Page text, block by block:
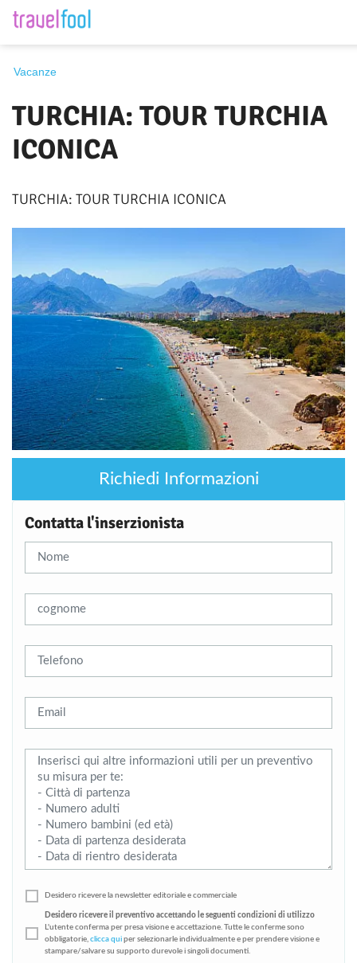
Periodo
Cerca
Vacanze
TURCHIA: TOUR TURCHIA
ICONICA
TURCHIA: TOUR TURCHIA ICONICA
Richiedi Informazioni
Contatta l'inserzionista
Desidero ricevere la newsletter editoriale e commerciale
Desidero ricevere il preventivo accettando le seguenti condizioni di utilizzo
L'utente conferma per presa visione e accettazione. Tutte le conferme sono
obbligatorie, clicca qui per selezionarle individualmente e per prendere visione e
stampare/salvare su supporto durevole i singoli documenti.